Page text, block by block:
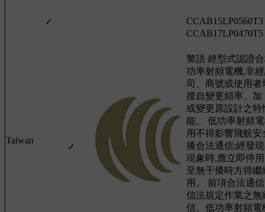
Taiwan
✓ CCAB15LP0560T3
✓
CCAB17LP0470T5
警語 經型式認證
功率射頻電機,非
司、商號或使用者
擅自變更頻率、加
或變更原設計之特
能。 低功率射頻
用不得影響飛航安
擾合法通信;經發
現象時,應立即停
至無干擾時方得繼
用。 前項合法通
信法規定作業之無
信。低功率射頻電